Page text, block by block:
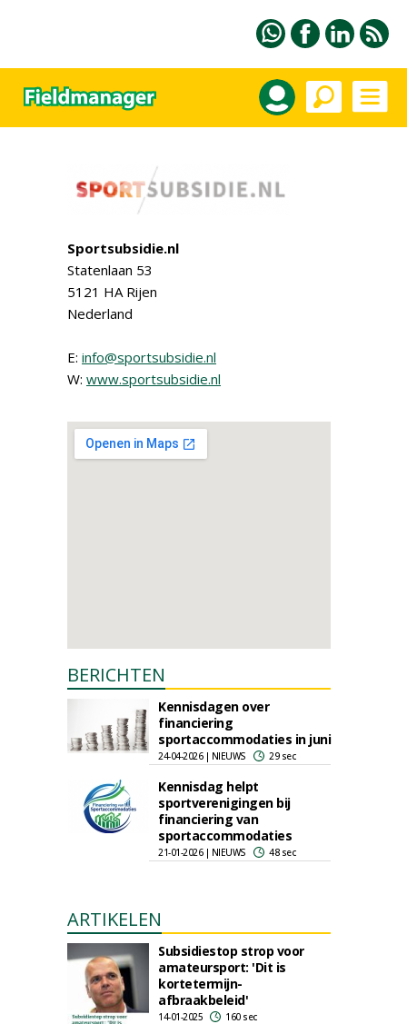
Sportsubsidie.nl
Statenlaan 53
5121 HA Rijen
Nederland
E: info@sportsubsidie.nl
W: www.sportsubsidie.nl
BERICHTEN
Kennisdagen over
financiering
sportaccommodaties in juni
24-04-2026 | NIEUWS 29 sec
Kennisdag helpt
sportverenigingen bij
financiering van
sportaccommodaties
21-01-2026 | NIEUWS 48 sec
ARTIKELEN
Subsidiestop strop voor
amateursport: 'Dit is
kortetermijn-
afbraakbeleid'
14-01-2025 160 sec